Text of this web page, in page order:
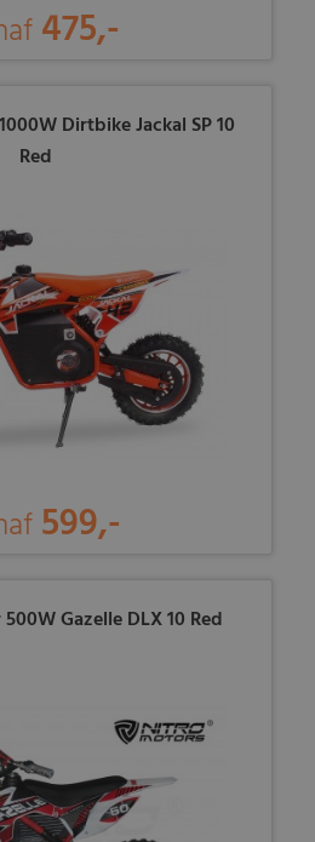
475,-
Dirtbike Jackal SP 10
Red
599,-
Gazelle DLX 10 Red